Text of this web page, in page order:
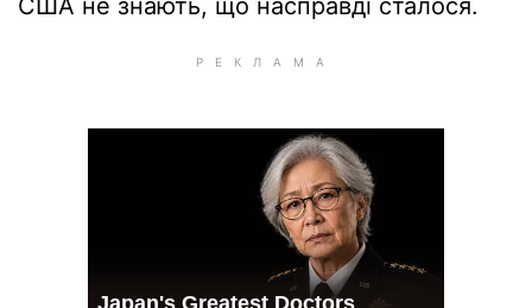
США не знають, що насправді сталося.